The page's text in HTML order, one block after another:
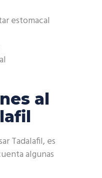
estomacal
al
Tadalafil, es
algunas